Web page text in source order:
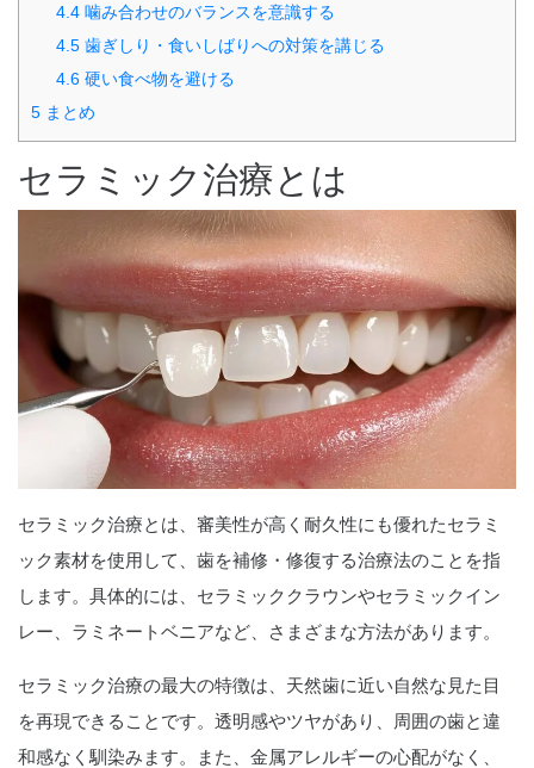
4.4 噛み合わせのバランスを意識する
4.5 歯ぎしり・食いしばりへの対策を講じる
4.6 硬い食べ物を避ける
5 まとめ
セラミック治療とは
セラミック治療とは、審美性が高く耐久性にも優れたセラミ
ック素材を使用して、歯を補修・修復する治療法のことを指
します。具体的には、セラミッククラウンやセラミックイン
レー、ラミネートベニアなど、さまざまな方法があります。
セラミック治療の最大の特徴は、天然歯に近い自然な見た目
を再現できることです。透明感やツヤがあり、周囲の歯と違
和感なく馴染みます。また、金属アレルギーの心配がなく、